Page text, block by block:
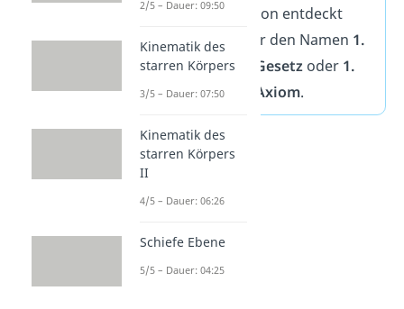
von Isaac Newton entdeckt
und trägt daher den Namen 1.
Newtonsches Gesetz oder 1.
Newtonsches Axiom.
2/5 – Dauer: 09:50
Kinematik des
starren Körpers
3/5 – Dauer: 07:50
Kinematik des
starren Körpers
II
4/5 – Dauer: 06:26
Schiefe Ebene
5/5 – Dauer: 04:25